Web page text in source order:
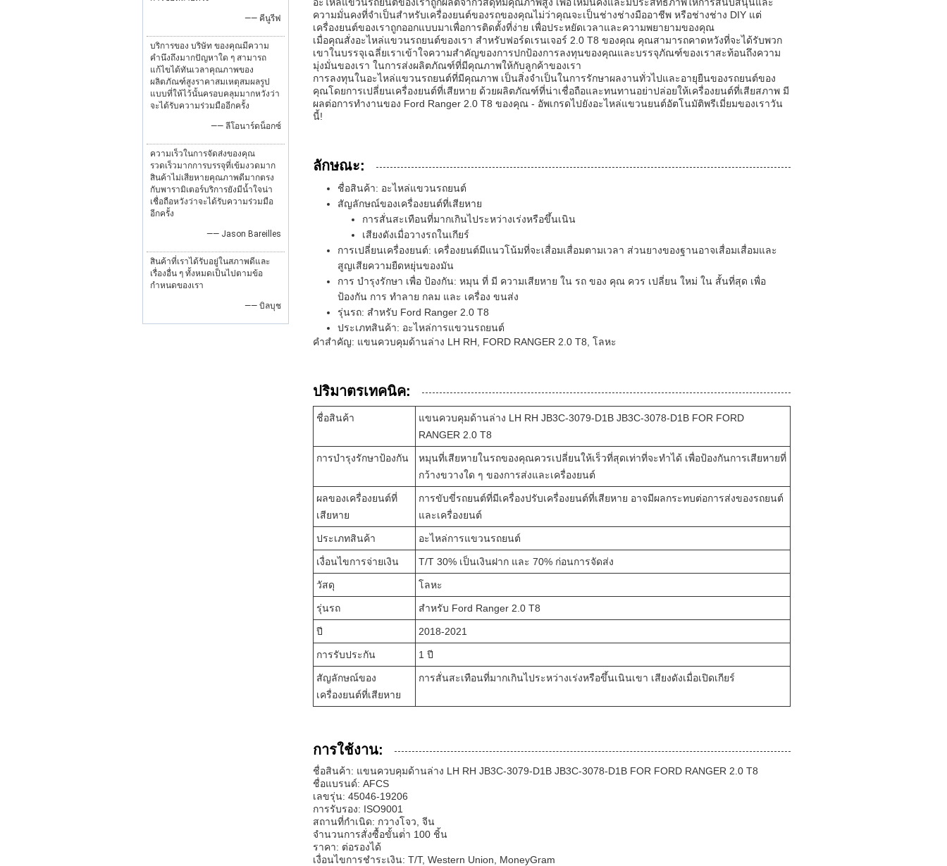
—— คีนูรีฟ
บริการของ บริษัท ของคุณมีความ
คำนึงถึงมากปัญหาใด ๆ สามารถ
แก้ไขได้ทันเวลาคุณภาพของ
ผลิตภัณฑ์สูงราคาสมเหตุสมผลรูป
แบบที่ให้ไว้นั้นครอบคลุมมากหวังว่า
จะได้รับความร่วมมืออีกครั้ง
—— ลีโอนาร์ดน็อกซ์
ความเร็วในการจัดส่งของคุณ
รวดเร็วมากการบรรจุที่เข้มงวดมาก
สินค้าไม่เสียหายคุณภาพดีมากตรง
กับพารามิเตอร์บริการยังมีน้ำใจน่า
เชื่อถือหวังว่าจะได้รับความร่วมมือ
อีกครั้ง
—— Jason Bareilles
สินค้าที่เราได้รับอยู่ในสภาพดีและ
เรื่องอื่น ๆ ทั้งหมดเป็นไปตามข้อ
กำหนดของเรา
—— บิลบุช
ความมั่นคงที่จําเป็นสําหรับเครื่องยนต์ของรถของคุณไม่ว่าคุณจะเป็นช่างช่างมืออาชีพ หรือช่างช่าง DIY แต่
เครื่องยนต์ของเราถูกออกแบบมาเพื่อการติดตั้งที่ง่าย เพื่อประหยัดเวลาและความพยายามของคุณ
เมื่อคุณสั่งอะไหล่แขวนรถยนต์ของเรา สําหรับฟอร์ดเรนเจอร์ 2.0 T8 ของคุณ คุณสามารถคาดหวังที่จะได้รับพวก
เขาในบรรจุเฉลี่ยเราเข้าใจความสําคัญของการปกป้องการลงทุนของคุณและบรรจุภัณฑ์ของเราสะท้อนถึงความ
มุ่งมั่นของเรา ในการส่งผลิตภัณฑ์ที่มีคุณภาพให้กับลูกค้าของเรา
การลงทุนในอะไหล่แขวนรถยนต์ที่มีคุณภาพ เป็นสิ่งจําเป็นในการรักษาผลงานทั่วไปและอายุยืนของรถยนต์ของ
คุณโดยการเปลี่ยนเครื่องยนต์ที่เสียหาย ด้วยผลิตภัณฑ์ที่น่าเชื่อถือและทนทานอย่าปล่อยให้เครื่องยนต์ที่เสียสภาพ มี
ผลต่อการทํางานของ Ford Ranger 2.0 T8 ของคุณ - อัพเกรดไปยังอะไหล่แขวนยนต์อัตโนมัติพรีเมี่ยมของเราวัน
นี้!
ลักษณะ:
ชื่อสินค้า: อะไหล่แขวนรถยนต์
สัญลักษณ์ของเครื่องยนต์ที่เสียหาย
การสั่นสะเทือนที่มากเกินไประหว่างเร่งหรือขึ้นเนิน
เสียงดังเมื่อวางรถในเกียร์
การเปลี่ยนเครื่องยนต์: เครื่องยนต์มีแนวโน้มที่จะเสื่อมเสื่อมตามเวลา ส่วนยางของฐานอาจเสื่อมเสื่อมและ
สูญเสียความยืดหยุ่นของมัน
การ บํารุงรักษา เพื่อ ป้องกัน: หมุน ที่ มี ความเสียหาย ใน รถ ของ คุณ ควร เปลี่ยน ใหม่ ใน สั้นที่สุด เพื่อ
ป้องกัน การ ทําลาย กลม และ เครื่อง ขนส่ง
รุ่นรถ: สําหรับ Ford Ranger 2.0 T8
ประเภทสินค้า: อะไหล่การแขวนรถยนต์
คําสําคัญ: แขนควบคุมด้านล่าง LH RH, FORD RANGER 2.0 T8, โลหะ
ปริมาตรเทคนิค:
ชื่อสินค้า
แขนควบคุมด้านล่าง LH RH JB3C-3079-D1B JB3C-3078-D1B FOR FORD
RANGER 2.0 T8
การบํารุงรักษาป้องกัน
หมุนที่เสียหายในรถของคุณควรเปลี่ยนให้เร็วที่สุดเท่าที่จะทําได้ เพื่อป้องกันการเสียหายที่
กว้างขวางใด ๆ ของการส่งและเครื่องยนต์
ผลของเครื่องยนต์ที่
เสียหาย
การขับขี่รถยนต์ที่มีเครื่องปรับเครื่องยนต์ที่เสียหาย อาจมีผลกระทบต่อการส่งของรถยนต์
และเครื่องยนต์
ประเภทสินค้า อะไหล่การแขวนรถยนต์
เงื่อนไขการจ่ายเงิน T/T 30% เป็นเงินฝาก และ 70% ก่อนการจัดส่ง
วัสดุ โลหะ
รุ่นรถ สําหรับ Ford Ranger 2.0 T8
ปี 2018-2021
การรับประกัน 1 ปี
สัญลักษณ์ของ
เครื่องยนต์ที่เสียหาย
การสั่นสะเทือนที่มากเกินไประหว่างเร่งหรือขึ้นเนินเขา เสียงดังเมื่อเปิดเกียร์
การใช้งาน:
ชื่อสินค้า: แขนควบคุมด้านล่าง LH RH JB3C-3079-D1B JB3C-3078-D1B FOR FORD RANGER 2.0 T8
ชื่อแบรนด์: AFCS
เลขรุ่น: 45046-19206
การรับรอง: ISO9001
สถานที่กําเนิด: กวางโจว, จีน
จํานวนการสั่งซื้อขั้นต่ํา 100 ชิ้น
ราคา: ต่อรองได้
เงื่อนไขการชําระเงิน: T/T, Western Union, MoneyGram